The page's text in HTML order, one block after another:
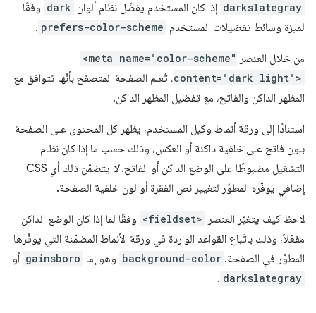
darkslategray إذا كان المستخدم يفضّل نظام ألوان dark وفقًا
لميزة وسائط تفضيلات المستخدم prefers-color-scheme
.
من خلال العنصر <meta name="color-scheme"
content="dark light">، تُعلم الصفحة المتصفح بأنّها تتوافق مع
المظهر الداكن والفاتح، مع تفضيل المظهر الداكن.
استنادًا إلى ورقة أنماط وكيل المستخدم، يظهر كل المحتوى على الصفحة
بلون فاتح على خلفية داكنة أو العكس، وذلك حسب ما إذا كان نظام
التشغيل مضبوطًا على الوضع الداكن أو الفاتح.لا
يتضمّن ذلك أي CSS
إضافي يوفّره المطوّر لتغيير نص الفقرة أو لون خلفية الصفحة.
لاحظ كيف يتغيّر العنصر <fieldset> وفقًا لما إذا كان الوضع الداكن
مفعّلاً، وذلك باتّباع القواعد الواردة في ورقة الأنماط المضمّنة التي يوفّرها
المطوّر في الصفحة. background-color وهو إما gainsboro أو
darkslategray
.